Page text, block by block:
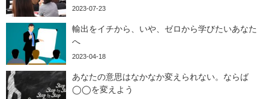
2023-07-23
輸出をイチから、いや、ゼロから学びたいあなた
へ
2023-04-18
あなたの意思はなかなか変えられない。ならば
◯◯を変えよう